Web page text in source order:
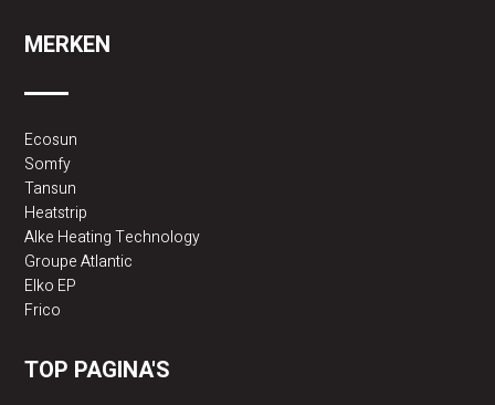
MERKEN
Ecosun
Somfy
Tansun
Heatstrip
Alke Heating Technology
Groupe Atlantic
Elko EP
Frico
TOP PAGINA'S